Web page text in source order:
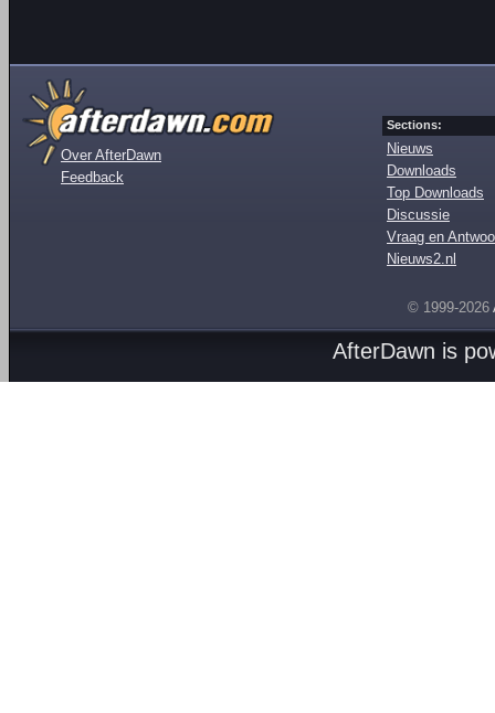
Over AfterDawn
Feedback
Sections:
Nieuws
Downloads
Top Downloads
Discussie
Vraag en
Nieuws2.nl
© 1999-2026
AfterDawn is